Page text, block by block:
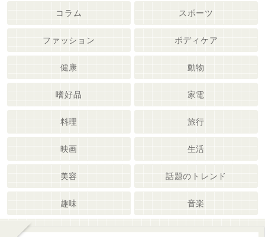
コラム スポーツ
ファッション ボディケア
健康 動物
嗜好品 家電
料理 旅行
映画 生活
美容 話題のトレンド
趣味 音楽